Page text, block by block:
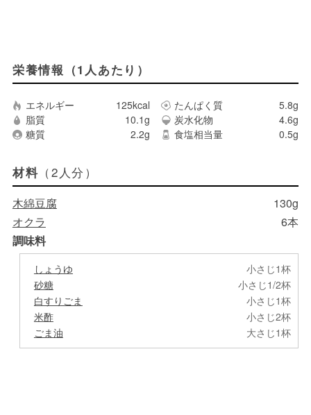
栄養情報（1人あたり）
エネルギー 125kcal たんぱく質
5.8g
脂質
10.1g 炭水化物
4.6g
糖質
2.2g 食塩相当量 0.5g
材料 （2人分）
木綿豆腐
130g
オクラ
6本
調味料
しょうゆ
小さじ1杯
砂糖
小さじ1/2杯
白すりごま
小さじ1杯
米酢
小さじ2杯
ごま油
大さじ1杯